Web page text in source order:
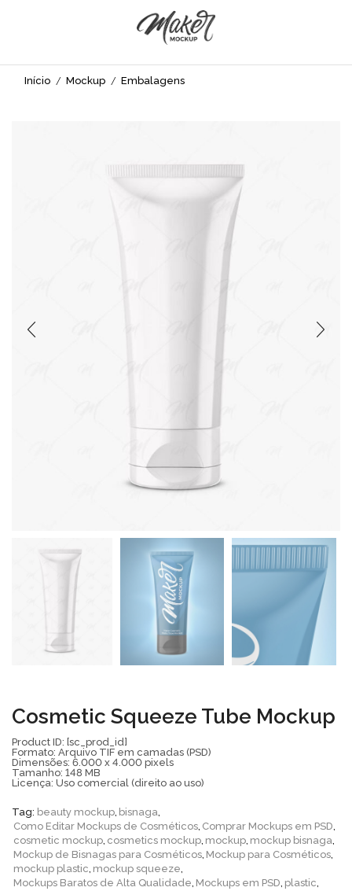
Início / Mockup / Embalagens
Cosmetic Squeeze Tube Mockup
Product ID: [sc_prod_id]
Formato: Arquivo TIF em camadas (PSD)
Dimensões: 6.000 x 4.000 pixels
Tamanho: 148 MB
Licença: Uso comercial (direito ao uso)
Tag: beauty mockup, bisnaga,
Como Editar Mockups de Cosméticos, Comprar Mockups em PSD,
cosmetic mockup, cosmetics mockup, mockup, mockup bisnaga,
Mockup de Bisnagas para Cosméticos, Mockup para Cosméticos,
mockup plastic, mockup squeeze,
Mockups Baratos de Alta Qualidade, Mockups em PSD, plastic,